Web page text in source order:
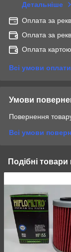
Детальніше
Оплата за
Оплата за
Оплата
Всі умови оплати
Умови
Повернення
Всі умови
Подібні товари